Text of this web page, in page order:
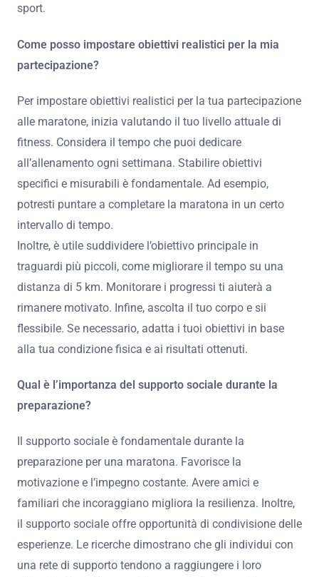
sport.
Come posso impostare obiettivi realistici per la mia
partecipazione?
Per impostare obiettivi realistici per la tua partecipazione
alle maratone, inizia valutando il tuo livello attuale di
fitness. Considera il tempo che puoi dedicare
all’allenamento ogni settimana. Stabilire obiettivi
specifici e misurabili è fondamentale. Ad esempio,
potresti puntare a completare la maratona in un certo
intervallo di tempo.
Inoltre, è utile suddividere l’obiettivo principale in
traguardi più piccoli, come migliorare il tempo su una
distanza di 5 km. Monitorare i progressi ti aiuterà a
rimanere motivato. Infine, ascolta il tuo corpo e sii
flessibile. Se necessario, adatta i tuoi obiettivi in base
alla tua condizione fisica e ai risultati ottenuti.
Qual è l’importanza del supporto sociale durante la
preparazione?
Il supporto sociale è fondamentale durante la
preparazione per una maratona. Favorisce la
motivazione e l’impegno costante. Avere amici e
familiari che incoraggiano migliora la resilienza. Inoltre,
il supporto sociale offre opportunità di condivisione delle
esperienze. Le ricerche dimostrano che gli individui con
una rete di supporto tendono a raggiungere i loro